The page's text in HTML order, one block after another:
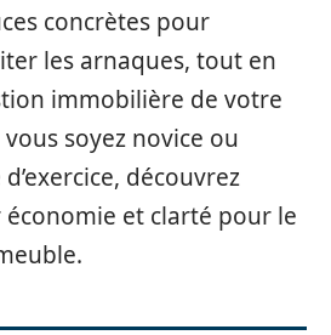
concrètes pour
les arnaques, tout en
immobilière de votre
soyez novice ou
découvrez
et clarté pour le